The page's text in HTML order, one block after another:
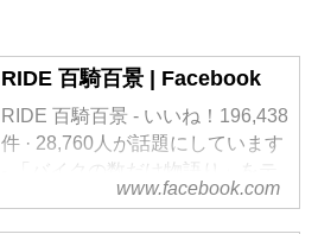
RIDE 百騎百景 | Facebook
RIDE 百騎百景 - いいね！196,438
件 · 28,760人が話題にしています
- 「バイクの数だけ物語り」をテ
ーマに、ライダー皆様の日常から
www.facebook.com